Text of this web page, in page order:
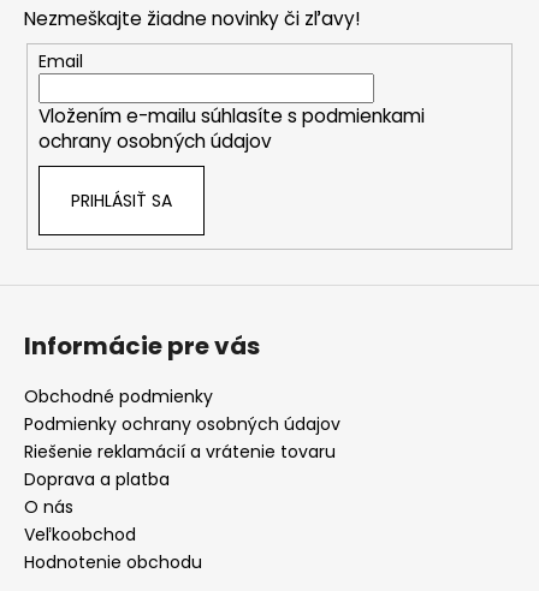
Nezmeškajte žiadne novinky či zľavy!
Email
Vložením e-mailu súhlasíte s podmienkami
ochrany osobných údajov
PRIHLÁSIŤ SA
Informácie pre vás
Obchodné podmienky
Podmienky ochrany osobných údajov
Riešenie reklamácií a vrátenie tovaru
Doprava a platba
O nás
Veľkoobchod
Hodnotenie obchodu